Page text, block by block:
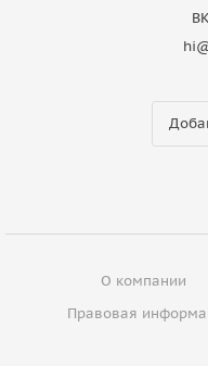
О компании
Правовая